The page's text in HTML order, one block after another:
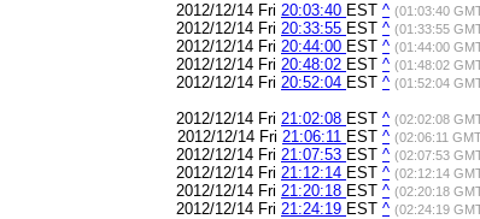
2012/12/14 Fri 20:03:40 EST ^ (01:03:40
2012/12/14 Fri 20:33:55 EST ^ (01:33:55
2012/12/14 Fri 20:44:00 EST ^ (01:44:00
2012/12/14 Fri 20:48:02 EST ^ (01:48:02
2012/12/14 Fri 20:52:04 EST ^ (01:52:04
2012/12/14 Fri 21:02:08 EST ^ (02:02:08
2012/12/14 Fri 21:06:11 EST ^ (02:06:11
2012/12/14 Fri 21:07:53 EST ^ (02:07:53
2012/12/14 Fri 21:12:14 EST ^ (02:12:14
2012/12/14 Fri 21:20:18 EST ^ (02:20:18
2012/12/14 Fri 21:24:19 EST ^ (02:24:19